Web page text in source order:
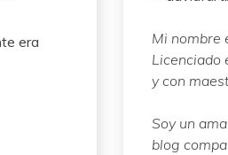
era
Mi nombre
Licenciado
y con
Soy un
blog